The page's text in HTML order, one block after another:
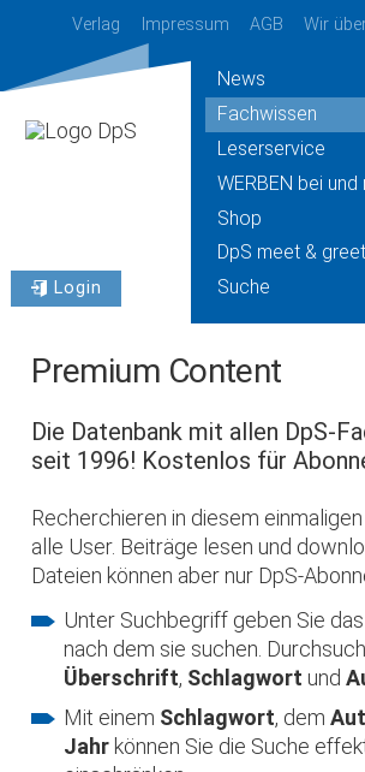
Verlag Impressum AGB Wir
Login
News
Fachwissen
Leserservice
WERBEN bei und
Shop
DpS meet &
Suche
Premium Content
Die Datenbank mit allen DpS-
seit 1996! Kostenlos für
Recherchieren in diesem
alle User. Beiträge lesen und
Dateien können aber nur DpS-
Unter Suchbegriff geben Sie das
nach dem sie suchen.
Überschrift, Schlagwort und
Mit einem Schlagwort, dem
Jahr können Sie die Suche